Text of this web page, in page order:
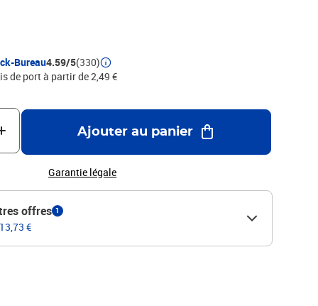
du mécanisme en poussant le clip vers le haut.
sortie rotative. Recharge de gomme : ER-MG. Porte-mine
classiques et 4 couleurs pastel. Largeur de ligne: 0,5
NON CONTRACTUELLES
Bureau4.59/5(330)
de port à partir de 2,49 €
Ajouter au panier
Garantie légale
offres 1
€